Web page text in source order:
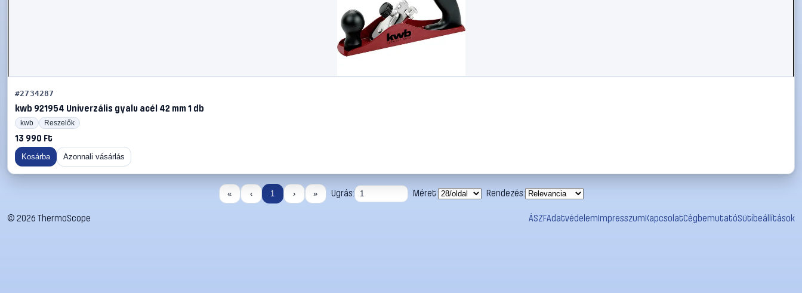
#2734287
kwb 921954 Univerzális gyalu acél 42 mm 1 db
kwb Reszelők
13 990 Ft
Kosárba Azonnali vásárlás
« ‹ 1 › » Ugrás: Méret: Rendezés:
© 2026 ThermoScope ÁSZFAdatvédelemImpresszumKapcsolatCégbemutatóSütibeállítások